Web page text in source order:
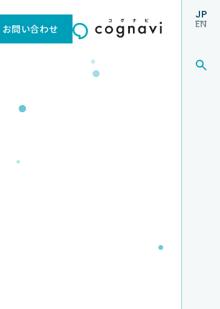
お問い合わせ
JP
EN